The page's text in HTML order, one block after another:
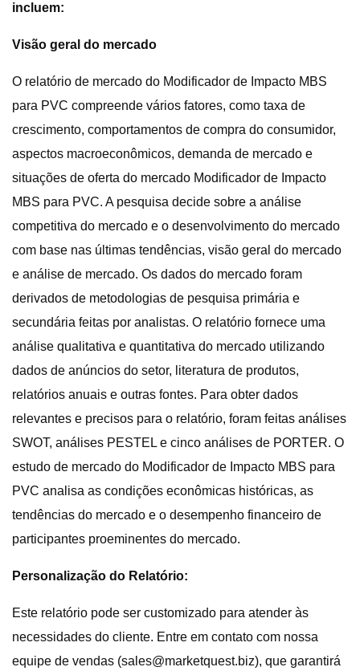
incluem:
Visão geral do mercado
O relatório de mercado do Modificador de Impacto MBS
para PVC compreende vários fatores, como taxa de
crescimento, comportamentos de compra do consumidor,
aspectos macroeconômicos, demanda de mercado e
situações de oferta do mercado Modificador de Impacto
MBS para PVC. A pesquisa decide sobre a análise
competitiva do mercado e o desenvolvimento do mercado
com base nas últimas tendências, visão geral do mercado
e análise de mercado. Os dados do mercado foram
derivados de metodologias de pesquisa primária e
secundária feitas por analistas. O relatório fornece uma
análise qualitativa e quantitativa do mercado utilizando
dados de anúncios do setor, literatura de produtos,
relatórios anuais e outras fontes. Para obter dados
relevantes e precisos para o relatório, foram feitas análises
SWOT, análises PESTEL e cinco análises de PORTER. O
estudo de mercado do Modificador de Impacto MBS para
PVC analisa as condições econômicas históricas, as
tendências do mercado e o desempenho financeiro de
participantes proeminentes do mercado.
Personalização do Relatório:
Este relatório pode ser customizado para atender às
necessidades do cliente. Entre em contato com nossa
equipe de vendas (sales@marketquest.biz), que garantirá